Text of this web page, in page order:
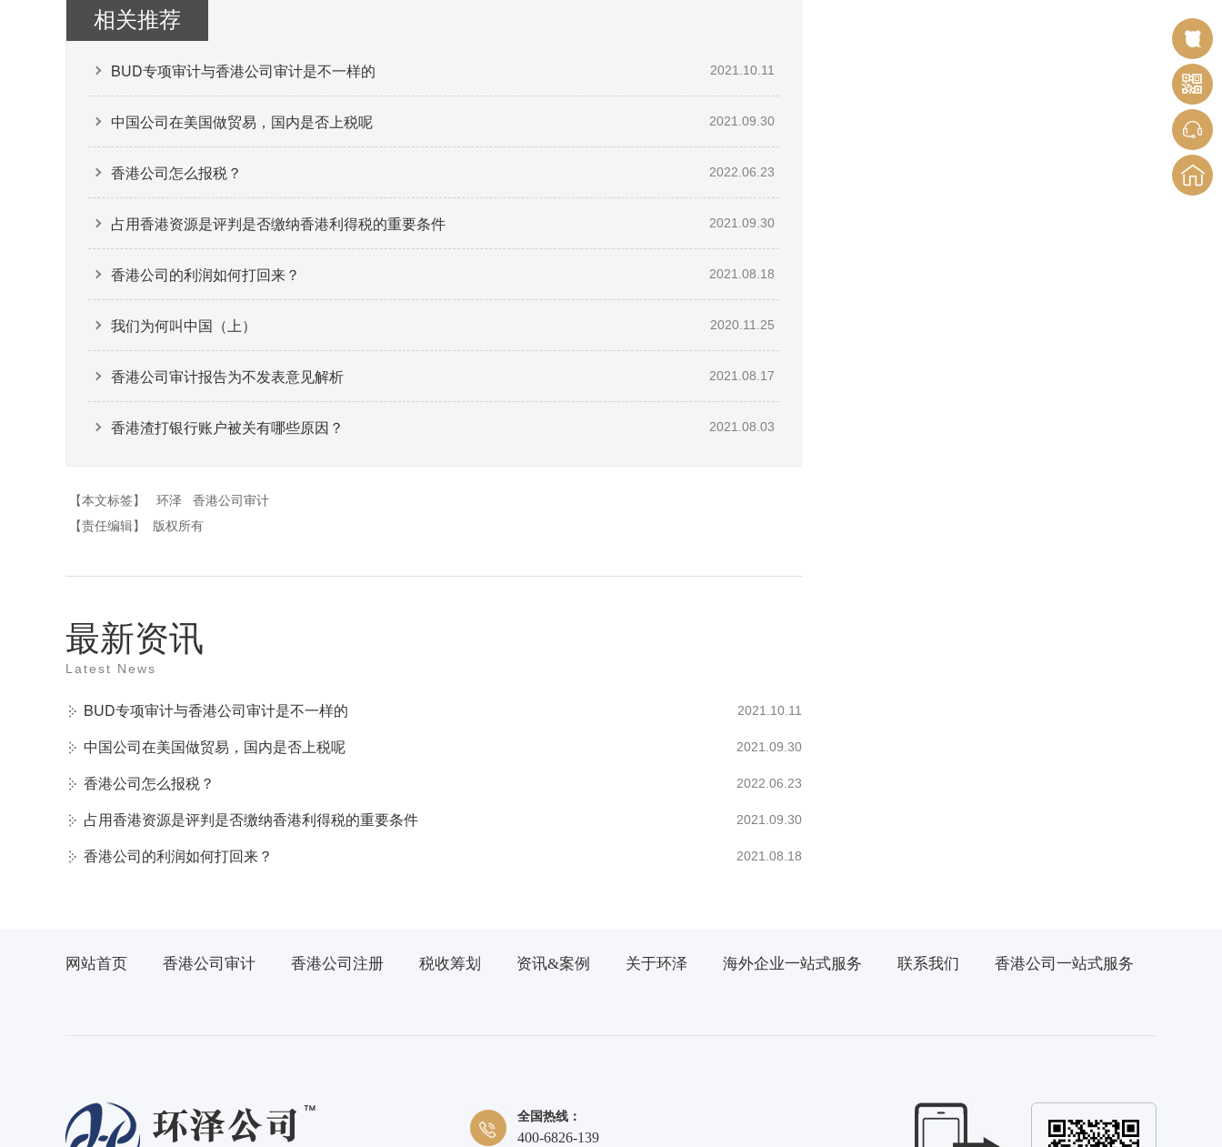
相关推荐
BUD专项审计与香港公司审计是不一样的 2021.10.11
中国公司在美国做贸易，国内是否上税呢 2021.09.30
香港公司怎么报税？ 2022.06.23
占用香港资源是评判是否缴纳香港利得税的重要条件 2021.09.30
香港公司的利润如何打回来？ 2021.08.18
我们为何叫中国（上） 2020.11.25
香港公司审计报告为不发表意见解析 2021.08.17
香港渣打银行账户被关有哪些原因？ 2021.08.03
【本文标签】 环泽
香港公司审计
【责任编辑】
版权所有
最新资讯
Latest News
BUD专项审计与香港公司审计是不一样的 2021.10.11
中国公司在美国做贸易，国内是否上税呢 2021.09.30
香港公司怎么报税？ 2022.06.23
占用香港资源是评判是否缴纳香港利得税的重要条件 2021.09.30
香港公司的利润如何打回来？ 2021.08.18
网站首页 香港公司审计 香港公司注册 税收筹划 资讯&案例 关于环泽 海外企业一站式服务 联系我们 香港公司一站式服务
全国热线：
400-6826-139